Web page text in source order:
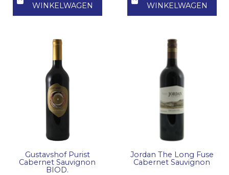
WINKELWAGEN
WINKELWAGEN
Gustavshof Purist
Cabernet Sauvignon
BIOD.
Jordan The Long Fuse
Cabernet Sauvignon